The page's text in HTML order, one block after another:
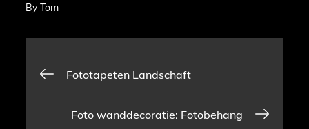
ByTom
Bericht
navigatie
Fototapeten Landschaft
Foto wanddecoratie: Fotobehang